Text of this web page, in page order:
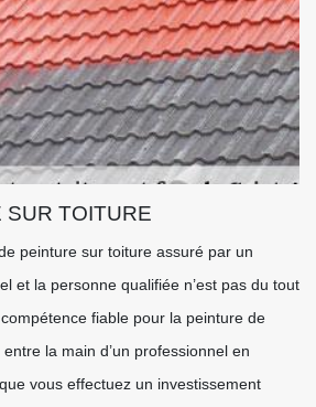
SUR TOITURE
peinture sur toiture assuré par un
et la personne qualifiée n’est pas du tout
fiable pour la peinture de
la main d’un professionnel en
vous effectuez un investissement